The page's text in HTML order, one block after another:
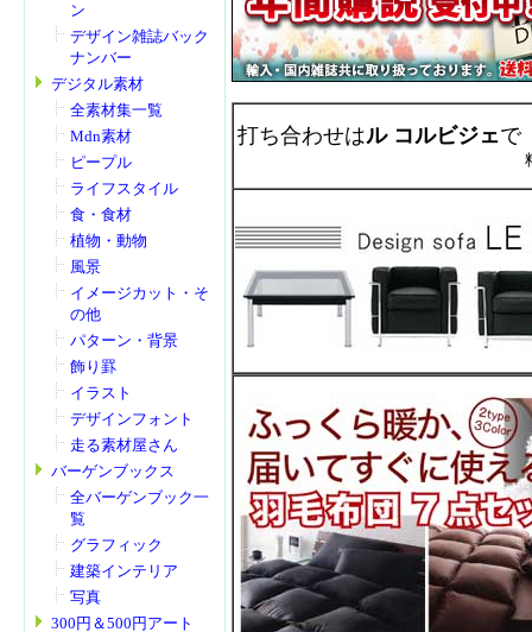
ン
デザイン雑誌バック
ナンバー
デジタル素材
全素材集一覧
Mdn素材
ピープル
ライフスタイル
食・食材
植物・動物
風景
イメージカット・そ
の他
パターン・背景
飾り罫
イラスト
デザインフォント
走る素材屋さん
バーゲンブックス
全バーゲンブック一
覧
グラフィック
建築インテリア
写真
300円＆500円アート
打ち合わせはル コルビジェで